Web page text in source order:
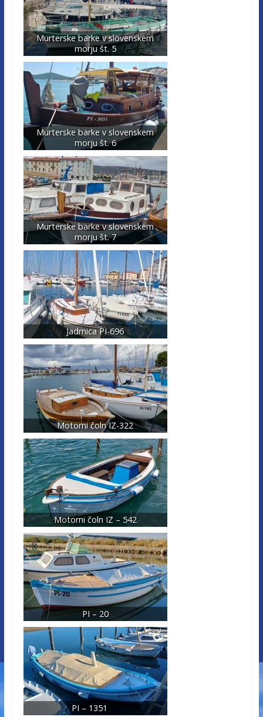
Murterske barke v slovenskem
morju št. 5
Murterske barke v slovenskem
morju št. 6
Murterske barke v slovenskem
morju št. 7
Jadrnica PI-696
Motorni čoln IZ-322
Motorni čoln IZ – 542
PI – 20
PI – 1351